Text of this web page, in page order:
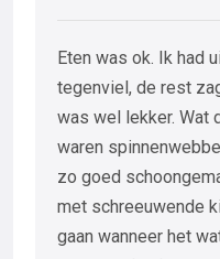
Eten was ok. Ik had
tegenviel, de rest
was wel lekker. Wat
waren
zo goed
met schreeuwende
gaan wanneer het